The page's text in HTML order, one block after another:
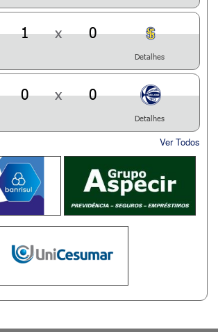
1 x 0
Detalhes
0 x 0
Detalhes
Ver Todos